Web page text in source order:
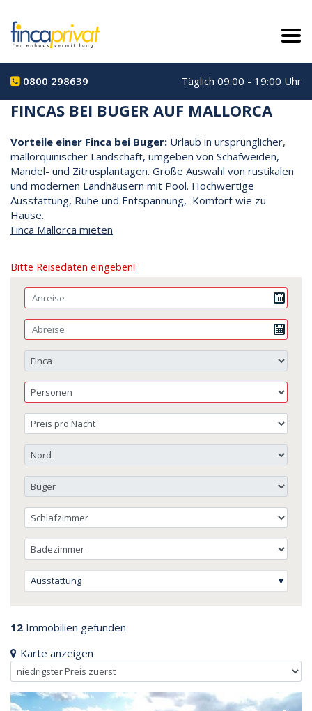
0800 298639 Täglich 09:00 - 19:00 Uhr
FINCAS BEI BUGER AUF MALLORCA
Vorteile einer Finca bei Buger: Urlaub in ursprünglicher,
mallorquinischer Landschaft, umgeben von Schafweiden,
Mandel- und Zitrusplantagen. Große Auswahl von rustikalen
und modernen Landhäusern mit Pool. Hochwertige
Ausstattung, Ruhe und Entspannung, Komfort wie zu
Hause.
Finca Mallorca mieten
Bitte Reisedaten eingeben!
Ausstattung
12 Immobilien gefunden
Karte anzeigen